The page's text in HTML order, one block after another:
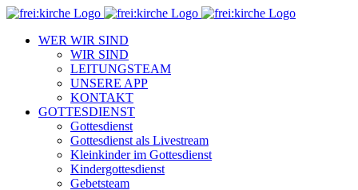
Zum
springenWER WIR SIND
WIR SIND
LEITUNGSTEAM
UNSERE APP
KONTAKT
GOTTESDIENST
Gottesdienst
Gottesdienst als Livestream
Kleinkinder im Gottesdienst
Kindergottesdienst
Gebetsteam